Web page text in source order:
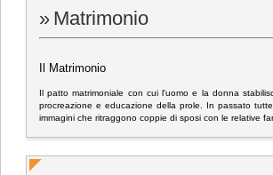
Matrimonio
Il Matrimonio
Il patto matrimoniale con cui l'uomo e la donna
procreazione e educazione della prole. In passato
immagini che ritraggono coppie di sposi con le relative